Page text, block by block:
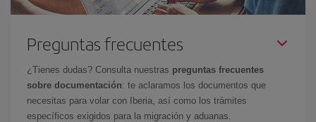
Preguntas frecuentes
¿Tienes dudas? Consulta nuestras preguntas frecuentes
sobre documentación: te aclaramos los documentos que
necesitas para volar con Iberia, así como los trámites
específicos exigidos para la migración y aduanas.